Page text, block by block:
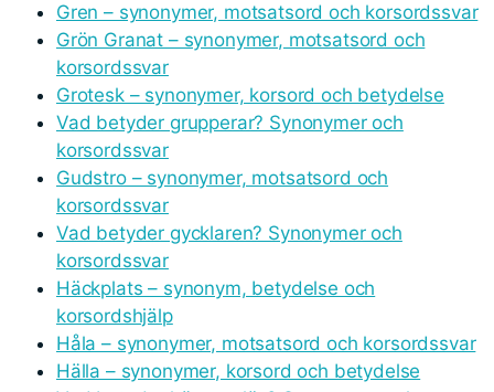
Gren – synonymer, motsatsord och korsordssvar
Grön Granat – synonymer, motsatsord och
korsordssvar
Grotesk – synonymer, korsord och betydelse
Vad betyder grupperar? Synonymer och
korsordssvar
Gudstro – synonymer, motsatsord och
korsordssvar
Vad betyder gycklaren? Synonymer och
korsordssvar
Häckplats – synonym, betydelse och
korsordshjälp
Håla – synonymer, motsatsord och korsordssvar
Hälla – synonymer, korsord och betydelse